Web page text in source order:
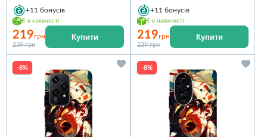
+11 бонусів
Є в наявності
219грн
239 грн
Купити
+11 бонусів
Є в наявності
219грн
239 грн
Купити
-8% -8%